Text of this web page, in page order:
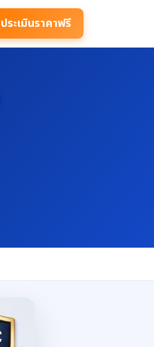
ประเมินราคาฟรี